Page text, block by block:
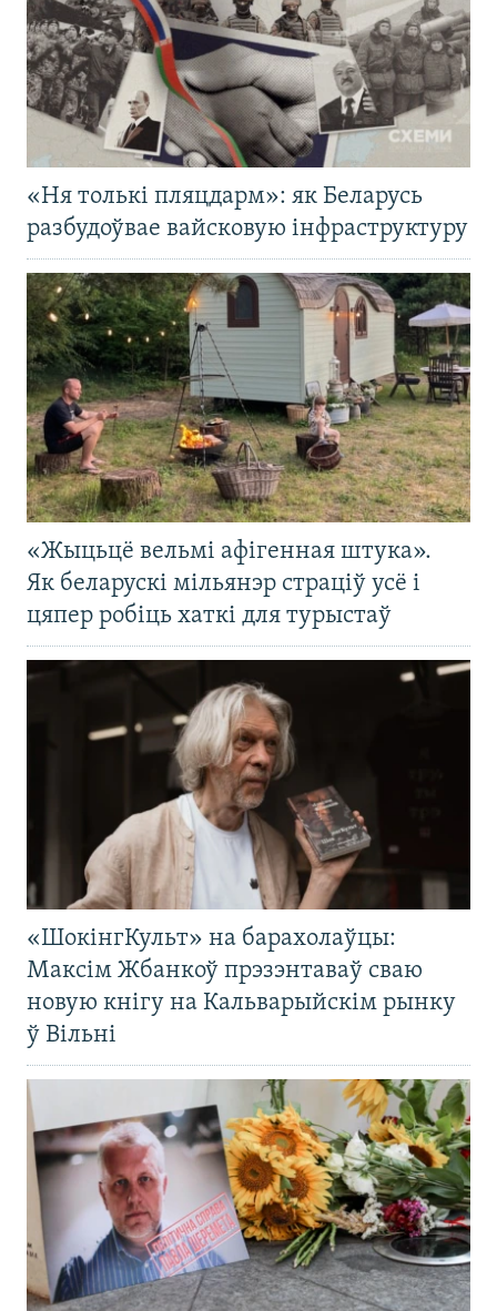
«Ня толькі пляцдарм»: як Беларусь
разбудоўвае вайсковую інфраструктуру
«Жыцьцё вельмі афігенная штука».
Як беларускі мільянэр страціў усё і
цяпер робіць хаткі для турыстаў
«ШокінгКульт» на барахолаўцы:
Максім Жбанкоў прэзэнтаваў сваю
новую кнігу на Кальварыйскім рынку
ў Вільні